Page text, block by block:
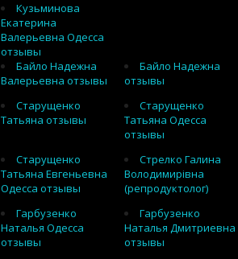
Кузьминова
Екатерина
Валерьевна Одесса
отзывы
Байло Надежна
Валерьевна отзывы
Байло Надежна
отзывы
Старущенко
Татьяна отзывы
Старущенко
Татьяна Одесса
отзывы
Старущенко
Татьяна Евгеньевна
Одесса отзывы
Стрелко Галина
Володимирівна
(репродуктолог)
Гарбузенко
Наталья Одесса
отзывы
Гарбузенко
Наталья Дмитриевна
отзывы